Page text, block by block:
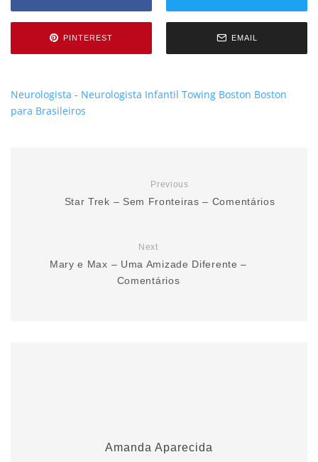
PINTEREST EMAIL
Neurologista - Neurologista Infantil Towing Boston Boston
para Brasileiros
Previous
Star Trek – Sem Fronteiras – Comentários
Next
Mary e Max – Uma Amizade Diferente –
Comentários
Amanda Aparecida